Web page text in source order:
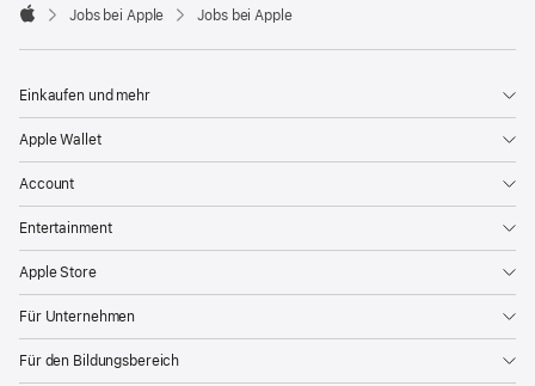

Jobs bei Apple Jobs bei Apple
Einkaufen und mehr
Apple Wallet
Account
Entertainment
Apple Store
Für Unternehmen
Für den Bildungsbereich